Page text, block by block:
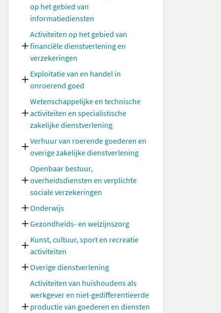
op het gebied van
informatiediensten
Activiteiten op het gebied van
financiële dienstverlening en
verzekeringen
Exploitatie van en handel in
onroerend goed
Wetenschappelijke en technische
activiteiten en specialistische
zakelijke dienstverlening
Verhuur van roerende goederen en
overige zakelijke dienstverlening
Openbaar bestuur,
overheidsdiensten en verplichte
sociale verzekeringen
Onderwijs
Gezondheids- en welzijnszorg
Kunst, cultuur, sport en recreatie
activiteiten
Overige dienstverlening
Activiteiten van huishoudens als
werkgever en niet-gedifferentieerde
productie van goederen en diensten